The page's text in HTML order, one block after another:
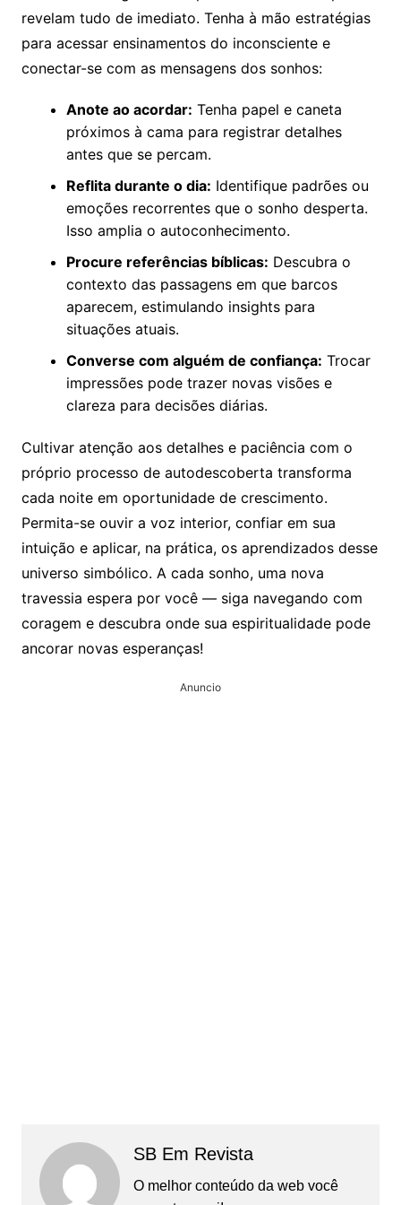
revelam tudo de imediato. Tenha à mão estratégias
para acessar ensinamentos do inconsciente e
conectar-se com as mensagens dos sonhos:
Anote ao acordar: Tenha papel e caneta
próximos à cama para registrar detalhes
antes que se percam.
Reflita durante o dia: Identifique padrões ou
emoções recorrentes que o sonho desperta.
Isso amplia o autoconhecimento.
Procure referências bíblicas: Descubra o
contexto das passagens em que barcos
aparecem, estimulando insights para
situações atuais.
Converse com alguém de confiança: Trocar
impressões pode trazer novas visões e
clareza para decisões diárias.
Cultivar atenção aos detalhes e paciência com o
próprio processo de autodescoberta transforma
cada noite em oportunidade de crescimento.
Permita-se ouvir a voz interior, confiar em sua
intuição e aplicar, na prática, os aprendizados desse
universo simbólico. A cada sonho, uma nova
travessia espera por você — siga navegando com
coragem e descubra onde sua espiritualidade pode
ancorar novas esperanças!
Anuncio
SB Em Revista
O melhor conteúdo da web você